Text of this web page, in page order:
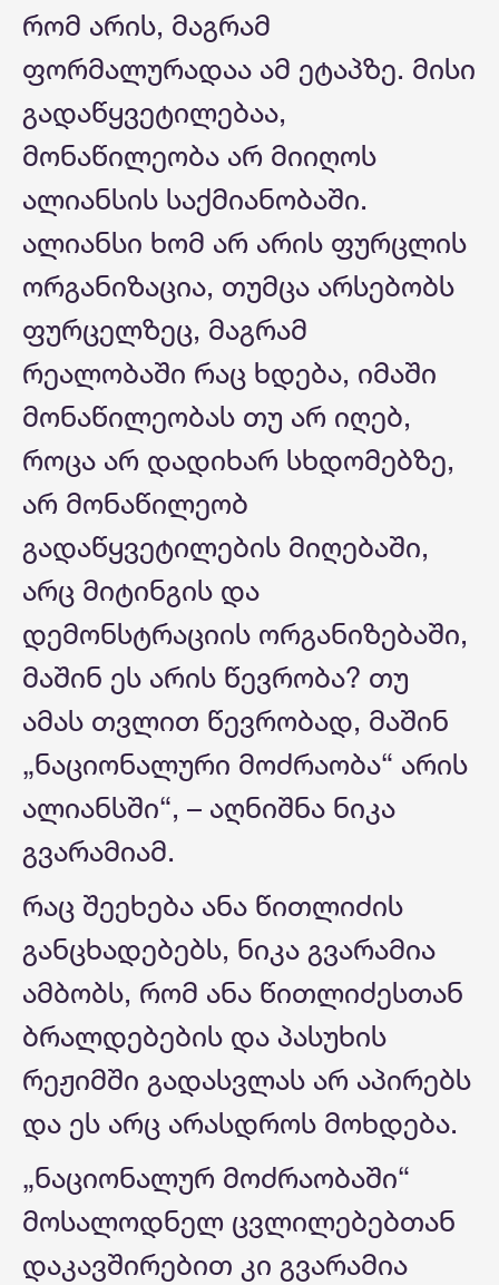
რომ არის, მაგრამ
ფორმალურადაა ამ ეტაპზე. მისი
გადაწყვეტილებაა,
მონაწილეობა არ მიიღოს
ალიანსის საქმიანობაში.
ალიანსი ხომ არ არის ფურცლის
ორგანიზაცია, თუმცა არსებობს
ფურცელზეც, მაგრამ
რეალობაში რაც ხდება, იმაში
მონაწილეობას თუ არ იღებ,
როცა არ დადიხარ სხდომებზე,
არ მონაწილეობ
გადაწყვეტილების მიღებაში,
არც მიტინგის და
დემონსტრაციის ორგანიზებაში,
მაშინ ეს არის წევრობა? თუ
ამას თვლით წევრობად, მაშინ
„ნაციონალური მოძრაობა“ არის
ალიანსში“, – აღნიშნა ნიკა
გვარამიამ.
რაც შეეხება ანა წითლიძის
განცხადებებს, ნიკა გვარამია
ამბობს, რომ ანა წითლიძესთან
ბრალდებების და პასუხის
რეჟიმში გადასვლას არ აპირებს
და ეს არც არასდროს მოხდება.
„ნაციონალურ მოძრაობაში“
მოსალოდნელ ცვლილებებთან
დაკავშირებით კი გვარამია